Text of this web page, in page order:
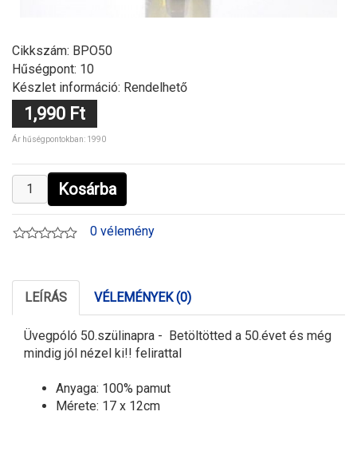
Cikkszám: BPO50
Hűségpont: 10
Készlet információ: Rendelhető
1,990 Ft
Ár hűségpontokban: 1990
Kosárba
0 vélemény
LEÍRÁS VÉLEMÉNYEK (0)
Üvegpóló 50.szülinapra - Betöltötted a 50.évet és még
mindig jól nézel ki!! felirattal
Anyaga: 100% pamut
Mérete: 17 x 12cm